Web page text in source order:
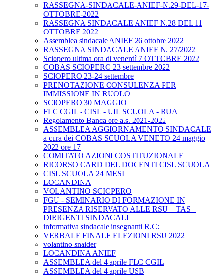
RASSEGNA-SINDACALE-ANIEF-N.29-DEL-17-
OTTOBRE-2022
RASSEGNA SINDACALE ANIEF N.28 DEL 11
OTTOBRE 2022
Assemblea sindacale ANIEF 26 ottobre 2022
RASSEGNA SINDACALE ANIEF N. 27/2022
Sciopero ultima ora di venerdì 7 OTTOBRE 2022
COBAS SCIOPERO 23 settembre 2022
SCIOPERO 23-24 settembre
PRENOTAZIONE CONSULENZA PER
IMMISSIONE IN RUOLO
SCIOPERO 30 MAGGIO
FLC CGIL - CISL - UIL SCUOLA - RUA
Regolamento Banca ore a.s. 2021-2022
ASSEMBLEA AGGIORNAMENTO SINDACALE
a cura dei COBAS SCUOLA VENETO 24 maggio
2022 ore 17
COMITATO AZIONI COSTITUZIONALE
RICORSO CARD DEL DOCENTI CISL SCUOLA
CISL SCUOLA 24 MESI
LOCANDINA
VOLANTINO SCIOPERO
FGU - SEMINARIO DI FORMAZIONE IN
PRESENZA RISERVATO ALLE RSU – TAS –
DIRIGENTI SINDACALI
informativa sindacale insegnanti R.C:
VERBALE FINALE ELEZIONI RSU 2022
volantino snaider
LOCANDINA ANIEF
ASSEMBLEA del 4 aprile FLC CGIL
ASSEMBLEA del 4 aprile USB